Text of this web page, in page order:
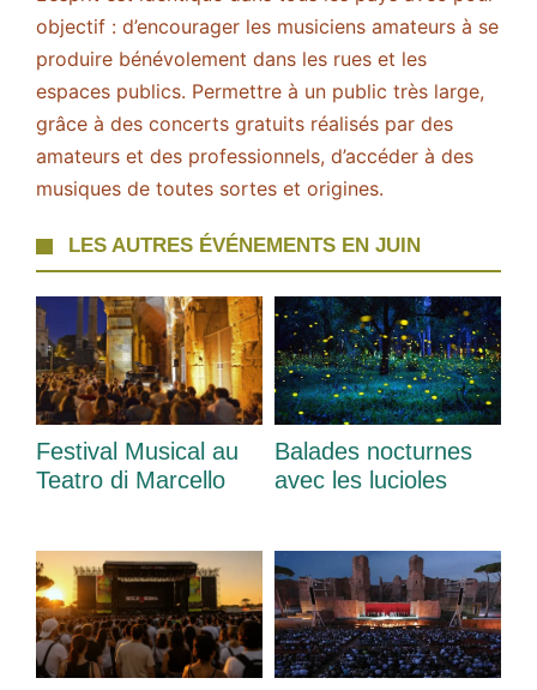
objectif : d’encourager les musiciens amateurs à se
produire bénévolement dans les rues et les
espaces publics. Permettre à un public très large,
grâce à des concerts gratuits réalisés par des
amateurs et des professionnels, d’accéder à des
musiques de toutes sortes et origines.
LES AUTRES ÉVÉNEMENTS EN JUIN
Festival Musical au
Teatro di Marcello
Balades nocturnes
avec les lucioles